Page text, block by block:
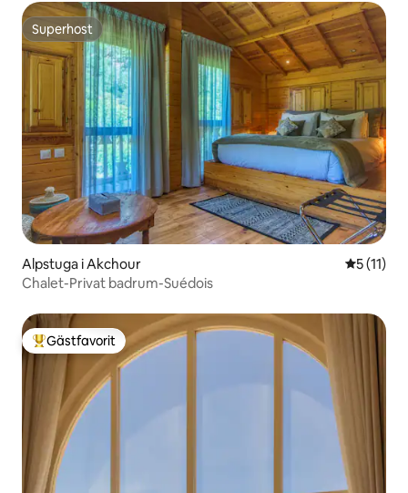
Superhost
Superhost
Alpstuga i Akchour 5 av 5 i
5 (11)
Chalet-Privat badrum-Suédois
Populär gästfavorit
Gästfavorit